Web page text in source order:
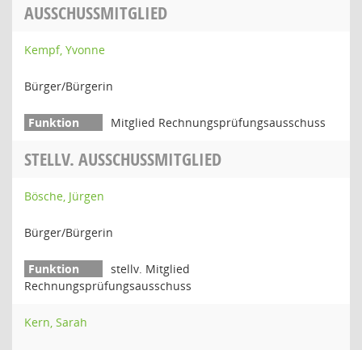
AUSSCHUSSMITGLIED
Kempf, Yvonne
Bürger/Bürgerin
Mitglied Rechnungsprüfungsausschuss
STELLV. AUSSCHUSSMITGLIED
Bösche, Jürgen
Bürger/Bürgerin
stellv. Mitglied
Rechnungsprüfungsausschuss
Kern, Sarah